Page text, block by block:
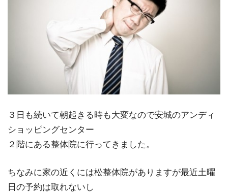
３日も続いて朝起きる時も大変なので安城のアンディ
ショッピングセンター
２階にある整体院に行ってきました。
ちなみに家の近くには松整体院がありますが最近土曜
日の予約は取れないし